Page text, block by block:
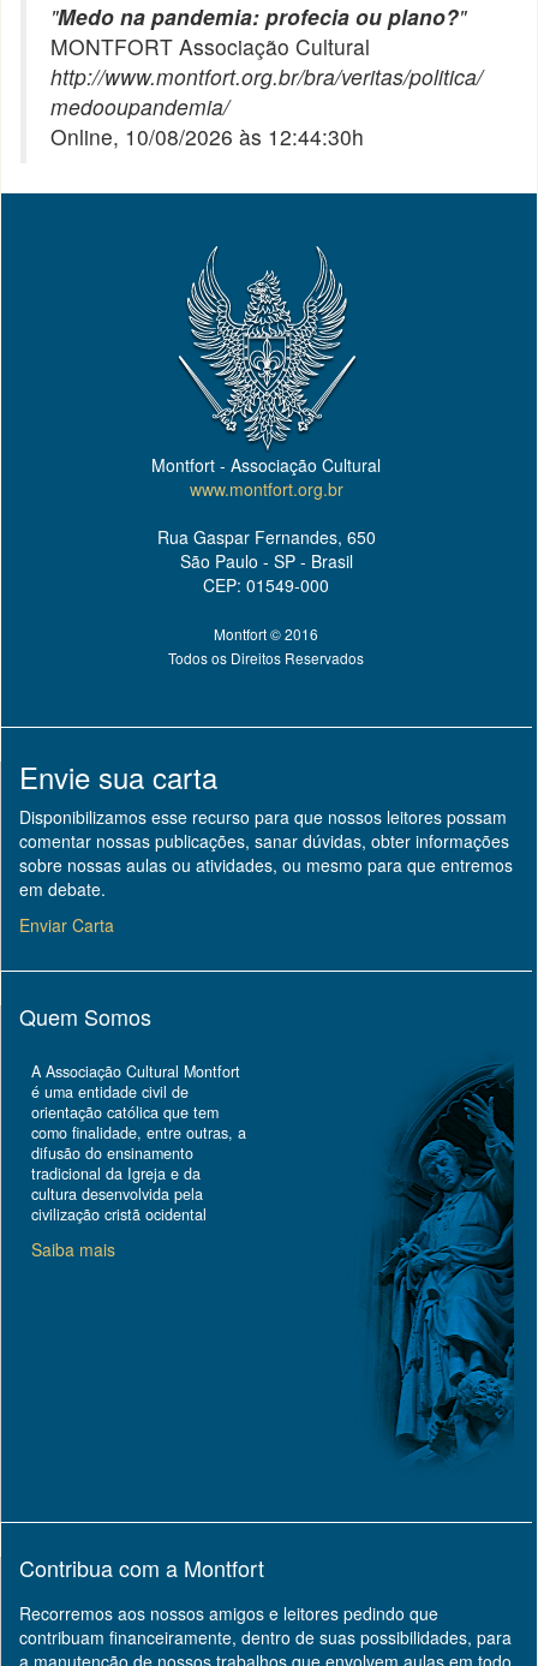
"Medo na pandemia: profecia ou plano?"
MONTFORT Associação Cultural
http://www.montfort.org.br/bra/veritas/politica/
medooupandemia/
Online, 10/08/2026 às 12:44:30h
Montfort - Associação Cultural
www.montfort.org.br
Rua Gaspar Fernandes, 650
São Paulo - SP - Brasil
CEP: 01549-000
Montfort © 2016
Todos os Direitos Reservados
Envie sua carta
Disponibilizamos esse recurso para que nossos leitores possam
comentar nossas publicações, sanar dúvidas, obter informações
sobre nossas aulas ou atividades, ou mesmo para que entremos
em debate.
Enviar Carta
Quem Somos
A Associação Cultural Montfort
é uma entidade civil de
orientação católica que tem
como finalidade, entre outras, a
difusão do ensinamento
tradicional da Igreja e da
cultura desenvolvida pela
civilização cristã ocidental
Saiba mais
Contribua com a Montfort
Recorremos aos nossos amigos e leitores pedindo que
contribuam financeiramente, dentro de suas possibilidades, para
a manutenção de nossos trabalhos que envolvem aulas em todo